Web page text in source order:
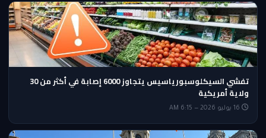
تفشي السيكلوسبورياسيس يتجاوز 6000 إصابة في أكثر من 30
ولاية أمريكية